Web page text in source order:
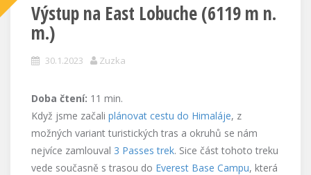
Výstup na East Lobuche (6119 m n.
m.)
30.1.2023 Zuzka
Doba čtení: 11 min.
Když jsme začali plánovat cestu do Himaláje, z
možných variant turistických tras a okruhů se nám
nejvíce zamlouval 3 Passes trek. Sice část tohoto treku
vede současně s trasou do Everest Base Campu, která